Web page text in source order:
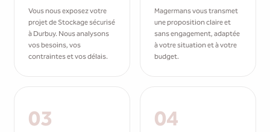
Vous nous exposez votre
projet de Stockage sécurisé
à Durbuy. Nous analysons
vos besoins, vos
contraintes et vos délais.
Magermans vous transmet
une proposition claire et
sans engagement, adaptée
à votre situation et à votre
budget.
03 04